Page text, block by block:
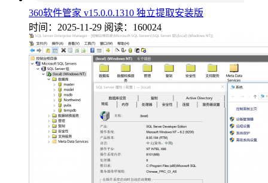
360软件管家 v15.0.0.1310 独立提取安装版
时间：2025-11-29 阅读：160024